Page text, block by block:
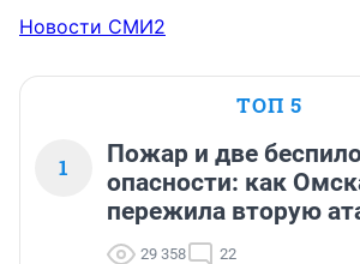
Новости СМИ2
ТОП 5
1
Пожар и две
опасности: как
пережила вторую
29 358 22